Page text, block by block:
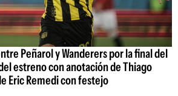
Peñarol y Wanderers por la final del
estreno con anotación de Thiago
Eric Remedi con festejo